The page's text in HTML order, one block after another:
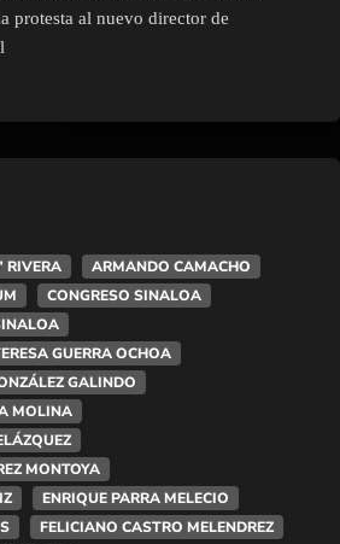
protesta al nuevo director de
RIVERA
ARMANDO CAMACHO
CONGRESO SINALOA
GUERRA OCHOA
GALINDO
MOLINA
MONTOYA
ENRIQUE PARRA MELECIO
FELICIANO CASTRO MELENDREZ